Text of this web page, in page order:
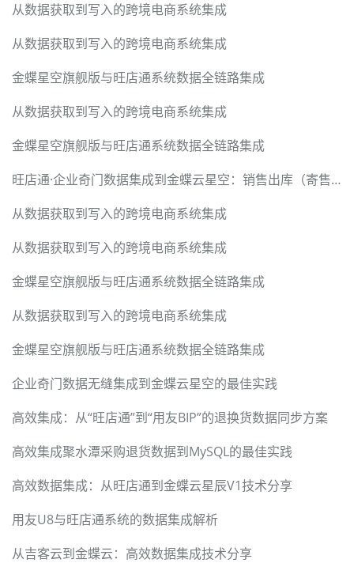
从数据获取到写入的跨境电商系统集成
从数据获取到写入的跨境电商系统集成
金蝶星空旗舰版与旺店通系统数据全链路集成
从数据获取到写入的跨境电商系统集成
金蝶星空旗舰版与旺店通系统数据全链路集成
旺店通·企业奇门数据集成到金蝶云星空：销售出库（寄售业务）案例分享
从数据获取到写入的跨境电商系统集成
从数据获取到写入的跨境电商系统集成
金蝶星空旗舰版与旺店通系统数据全链路集成
从数据获取到写入的跨境电商系统集成
金蝶星空旗舰版与旺店通系统数据全链路集成
企业奇门数据无缝集成到金蝶云星空的最佳实践
高效集成：从“旺店通”到“用友BIP”的退换货数据同步方案
高效集成聚水潭采购退货数据到MySQL的最佳实践
高效数据集成：从旺店通到金蝶云星辰V1技术分享
用友U8与旺店通系统的数据集成解析
从吉客云到金蝶云：高效数据集成技术分享